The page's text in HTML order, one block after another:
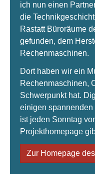
ich nun einen
die
Rastatt Büroräume
gefunden, dem
Rechenmaschinen.
Dort haben wir ein
Rechenmaschinen,
Schwerpunkt hat.
einigen spannenden
ist jeden Sonntag
Projekthomepage
Zur Homepage